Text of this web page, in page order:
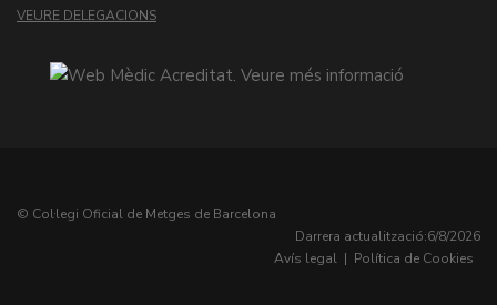
VEURE DELEGACIONS
© Col·legi Oficial de Metges de Barcelona
Darrera actualització:6/8/2026
Avís legal | Política de Cookies